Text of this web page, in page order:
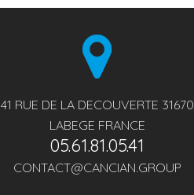
41 RUE DE LA DECOUVERTE 31670
LABEGE FRANCE
05.61.81.05.41
CONTACT@CANCIAN.GROUP